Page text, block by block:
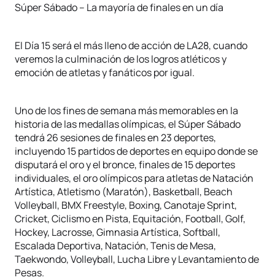
Súper Sábado – La mayoría de finales en un día
El Día 15 será el más lleno de acción de LA28, cuando
veremos la culminación de los logros atléticos y
emoción de atletas y fanáticos por igual.
Uno de los fines de semana más memorables en la
historia de las medallas olímpicas, el Súper Sábado
tendrá 26 sesiones de finales en 23 deportes,
incluyendo 15 partidos de deportes en equipo donde se
disputará el oro y el bronce, finales de 15 deportes
individuales, el oro olímpicos para atletas de Natación
Artística, Atletismo (Maratón), Basketball, Beach
Volleyball, BMX Freestyle, Boxing, Canotaje Sprint,
Cricket, Ciclismo en Pista, Equitación, Football, Golf,
Hockey, Lacrosse, Gimnasia Artística, Softball,
Escalada Deportiva, Natación, Tenis de Mesa,
Taekwondo, Volleyball, Lucha Libre y Levantamiento de
Pesas.